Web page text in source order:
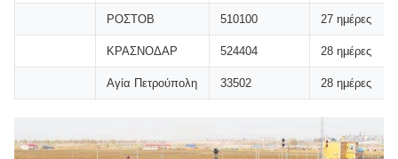
ΡΟΣΤΟΒ 510100 27 ημέρες
ΚΡΑΣΝΟΔΑΡ 524404 28 ημέρες
Αγία Πετρούπολη 33502 28 ημέρες